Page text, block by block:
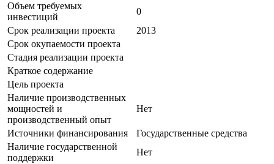
Объем требуемых
инвестиций
0
Срок реализации проекта
2013
Срок окупаемости проекта
Стадия реализации проекта
Краткое содержание
Цель проекта
Наличие производственных
мощностей и
производственный опыт
Нет
Источники финансирования
Государственные средства
Наличие государственной
поддержки
Нет